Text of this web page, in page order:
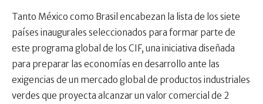
Tanto México como Brasil encabezan la lista de los siete
países inaugurales seleccionados para formar parte de
este programa global de los CIF, una iniciativa diseñada
para preparar las economías en desarrollo ante las
exigencias de un mercado global de productos industriales
verdes que proyecta alcanzar un valor comercial de 2